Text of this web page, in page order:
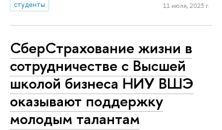
студенты
11 июля, 2023 г.
СберСтрахование жизни в
сотрудничестве с Высшей
школой бизнеса НИУ ВШЭ
оказывают поддержку
молодым талантам